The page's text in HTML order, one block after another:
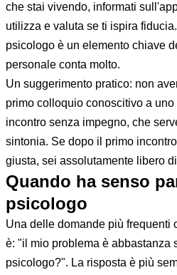
che stai vivendo, informati
utilizza e valuta se ti ispira
psicologo è un elemento chiave
personale conta molto.
Un suggerimento pratico: non
primo colloquio conoscitivo a
incontro senza impegno, che
sintonia. Se dopo il primo
giusta, sei assolutamente libero
Quando ha senso
psicologo
Una delle domande più frequenti
è: "il mio problema è abbastanza
psicologo?". La risposta è più